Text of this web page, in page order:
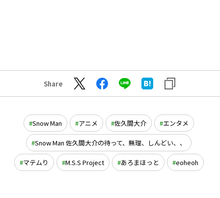
Share
Snow Man アニメ 佐久間大介 エンタメ
Snow Man 佐久間大介の待って、無理、しんどい、、
マテムり M.S.S Project あろまほっと eoheoh